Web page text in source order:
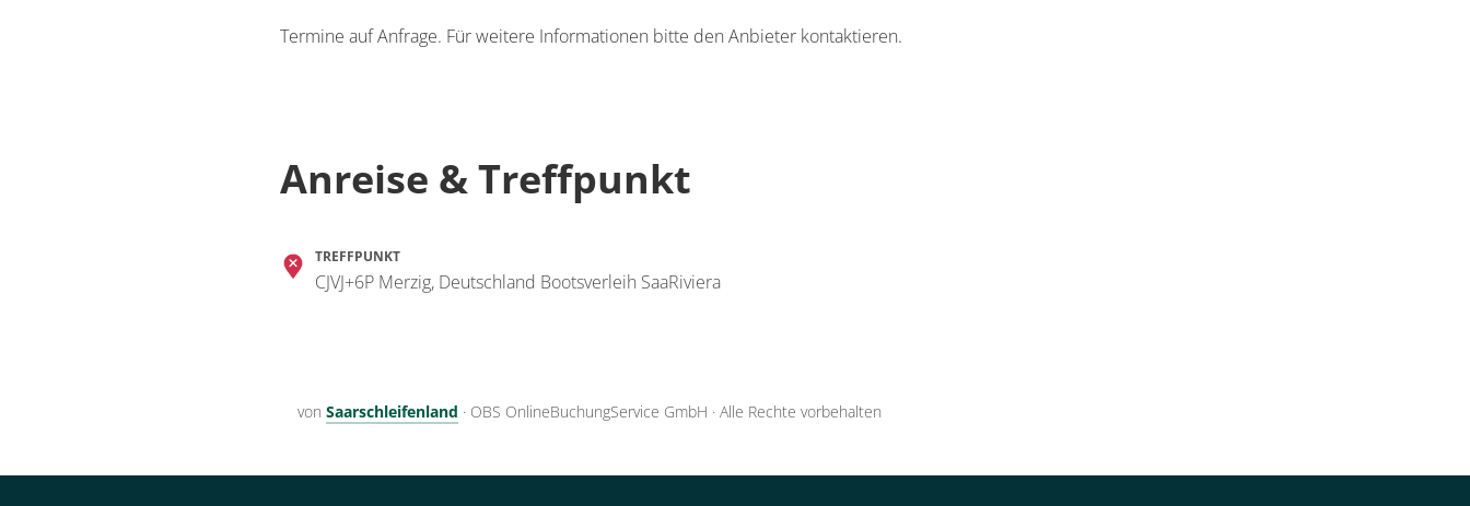
Termine auf Anfrage. Für weitere Informationen bitte den Anbieter kontaktieren.
Anreise & Treffpunkt
TREFFPUNKT
CJVJ+6P Merzig, Deutschland Bootsverleih SaaRiviera
von Saarschleifenland · OBS OnlineBuchungService GmbH · Alle Rechte vorbehalten